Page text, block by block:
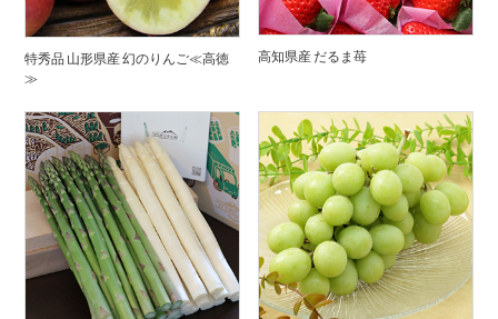
特秀品 山形県産 幻のりんご≪高徳
≫
高知県産 だるま苺